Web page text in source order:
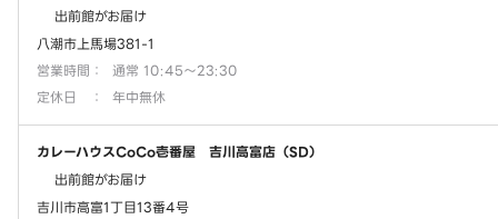
出前館がお届け
八潮市上馬場381-1
営業時間 ：
通常 10:45～23:30
定休日
： 年中無休
カレーハウスCoCo壱番屋 吉川高富店（SD）
出前館がお届け
吉川市高富1丁目13番4号